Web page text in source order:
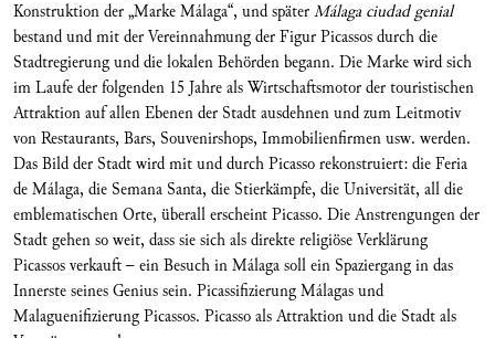
Konstruktion der „Marke Málaga“, und späterMálaga ciudad genial
bestand und mit der Vereinnahmung der Figur Picassos durch die
Stadtregierung und die lokalen Behörden begann. Die Marke wird sich
im Laufe der folgenden 15 Jahre als Wirtschaftsmotor der touristischen
Attraktion auf allen Ebenen der Stadt ausdehnen und zum Leitmotiv
von Restaurants, Bars, Souvenirshops, Immobilienfirmen usw. werden.
Das Bild der Stadt wird mit und durch Picasso rekonstruiert: die Feria
de Málaga, die Semana Santa, die Stierkämpfe, die Universität, all die
emblematischen Orte, überall erscheint Picasso. Die Anstrengungen der
Stadt gehen so weit, dass sie sich als direkte religiöse Verklärung
Picassos verkauft – ein Besuch in Málaga soll ein Spaziergang in das
Innerste seines Genius sein. Picassifizierung Málagas und
Malaguenifizierung Picassos. Picasso als Attraktion und die Stadt als